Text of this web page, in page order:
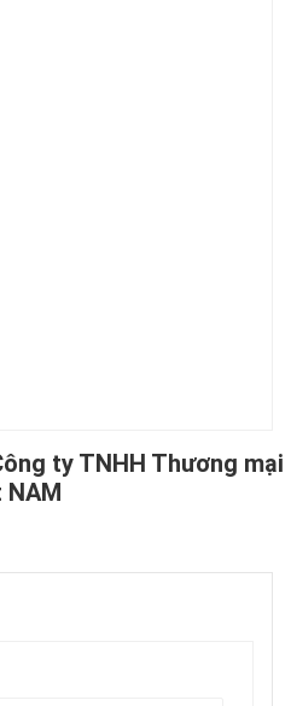
ty TNHH Thương mại
NAM